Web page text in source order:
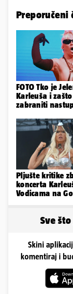
Preporučeni
FOTO Tko je
Karleuša i
zabraniti
govorila...
Pljušte kritike
koncerta
Vodicama na
Sve
Skini
komentiraj i